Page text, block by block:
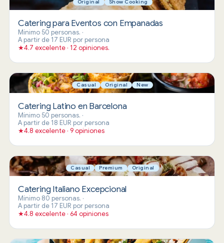
Original Show Cooking
Catering para Eventos con Empanadas
Mínimo 50 personas. ·
A partir de 17 EUR por persona
★4.7 excelente · 12 opiniones.
Casual Original New
Catering Latino en Barcelona
Mínimo 50 personas. ·
A partir de 18 EUR por persona
★4.8 excelente · 9 opiniones
Casual Premium Original
Catering Italiano Excepcional
Mínimo 80 personas. ·
A partir de 17 EUR por persona
★4.8 excelente · 64 opiniones